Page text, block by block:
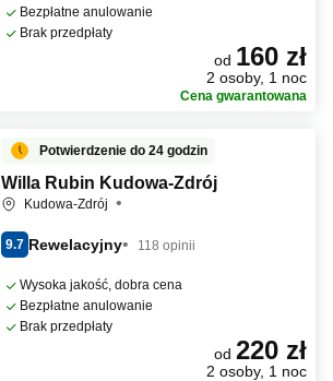
Bezpłatne anulowanie
Brak przedpłaty
od 160 zł
2 osoby, 1 noc
Cena gwarantowana
Potwierdzenie do 24 godzin
Willa Rubin Kudowa-Zdrój
Kudowa-Zdrój
9.7 Rewelacyjny 118 opinii
Wysoka jakość, dobra cena
Bezpłatne anulowanie
Brak przedpłaty
od 220 zł
2 osoby, 1 noc